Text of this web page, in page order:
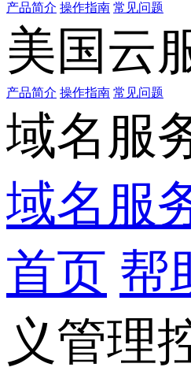
产品简介 操作指南 常见问题
美国云
产品简介 操作指南 常见问题
域名服
域名服
首页 帮
义管理